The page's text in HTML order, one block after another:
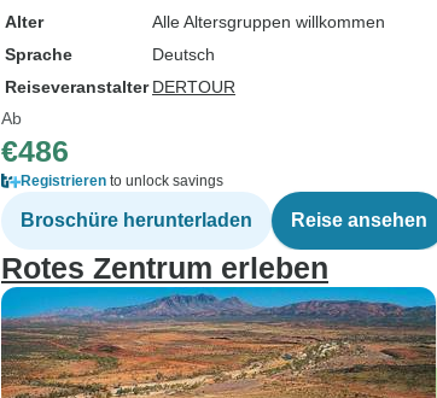
Alter
Alle Altersgruppen willkommen
Sprache
Deutsch
Reiseveranstalter DERTOUR
Ab
€486
Registrieren to unlock savings
Broschüre herunterladen Reise ansehen
Rotes Zentrum erleben